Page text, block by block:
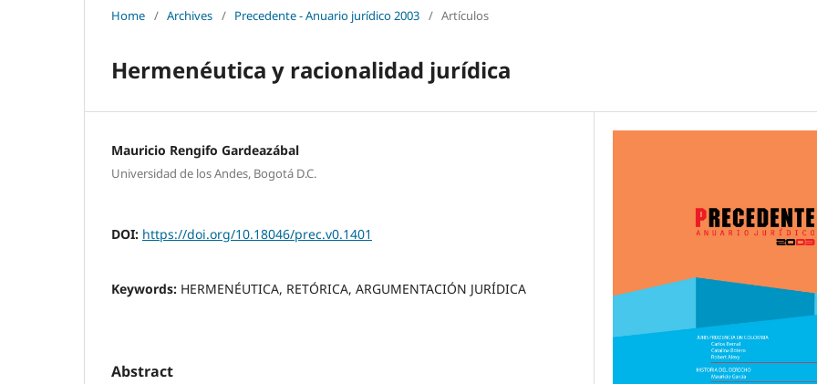
Home / Archives / Precedente - Anuario jurídico 2003 / Artículos
Hermenéutica y racionalidad jurídica
Mauricio Rengifo Gardeazábal
Universidad de los Andes, Bogotá D.C.
DOI: https://doi.org/10.18046/prec.v0.1401
Keywords: HERMENÉUTICA, RETÓRICA, ARGUMENTACIÓN JURÍDICA
Abstract